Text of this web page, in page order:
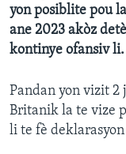
yon posiblite pou
ane 2023 akòz
kontinye ofansiv li.
Pandan yon vizit 2
Britanik la te vize
li te fè